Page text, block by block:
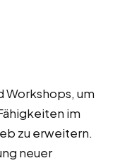
Workshops, um
im
zu erweitern.
neuer